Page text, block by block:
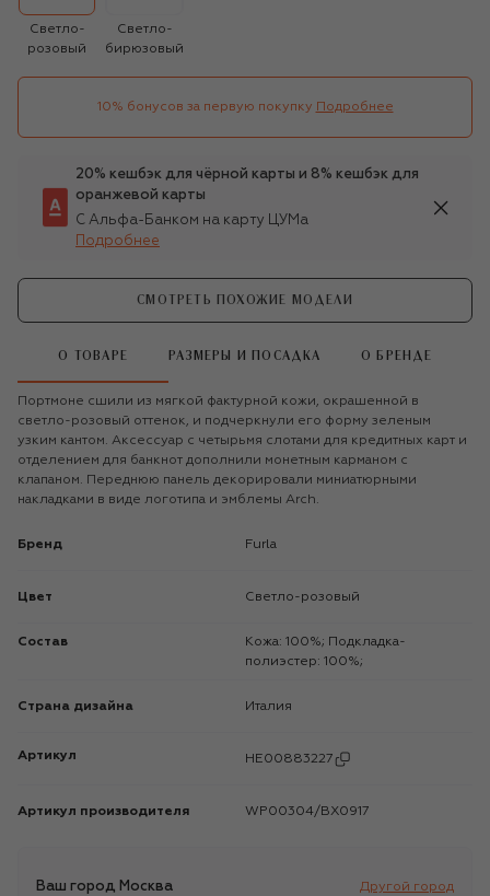
Светло-
розовый
Светло-
бирюзовый
10% бонусов за первую покупку Подробнее
20% кешбэк для чёрной карты и 8% кешбэк для
оранжевой карты
С Альфа-Банком на карту ЦУМа
Подробнее
СМОТРЕТЬ ПОХОЖИЕ МОДЕЛИ
О ТОВАРЕ РАЗМЕРЫ И ПОСАДКА О БРЕНДЕ
Портмоне сшили из мягкой фактурной кожи, окрашенной в
светло-розовый оттенок, и подчеркнули его форму зеленым
узким кантом. Аксессуар с четырьмя слотами для кредитных карт и
отделением для банкнот дополнили монетным карманом с
клапаном. Переднюю панель декорировали миниатюрными
накладками в виде логотипа и эмблемы Arch.
Бренд Furla
Цвет Светло-розовый
Состав
Кожа: 100%; Подкладка-
полиэстер: 100%;
Страна дизайна Италия
Артикул HE00883227
Артикул производителя WP00304/BX0917
Ваш город Москва Другой город